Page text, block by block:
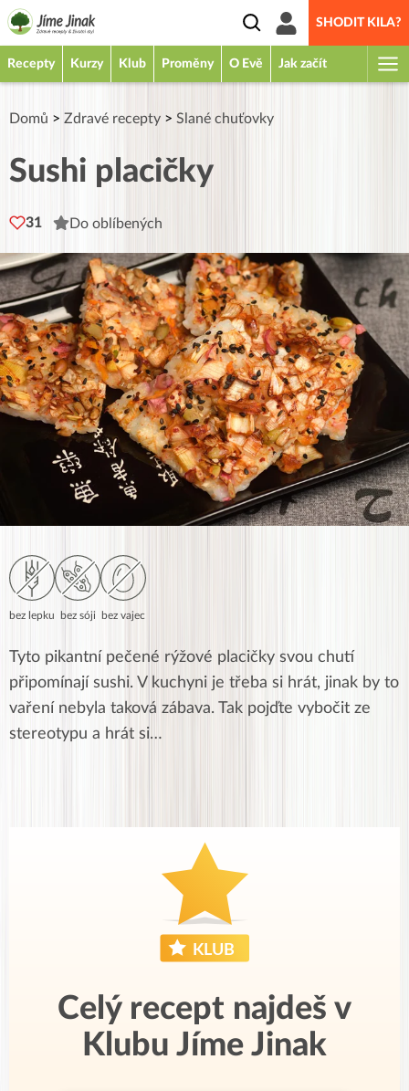
SHODIT KILA?
Recepty Kurzy Klub Proměny O Evě Jak začít
Domů > Zdravé recepty > Slané chuťovky
Sushi placičky
31 Do oblíbených
bez lepku bez sóji bez vajec
Tyto pikantní pečené rýžové placičky svou chutí
připomínají sushi. V kuchyni je třeba si hrát, jinak by to
vaření nebyla taková zábava. Tak pojďte vybočit ze
stereotypu a hrát si…
Celý recept najdeš v
Klubu Jíme Jinak